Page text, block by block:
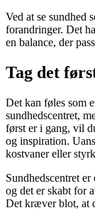
Ved at se sundhed
forandringer. Det
en balance, der
Tag det
Det kan føles som
sundhedscentret,
først er i gang, vil
og inspiration.
kostvaner eller
Sundhedscentret
og det er skabt for
Det kræver blot, at